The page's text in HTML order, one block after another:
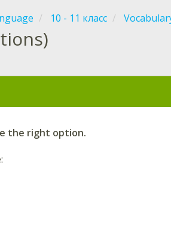
10 - 11 класс
the right option.
: